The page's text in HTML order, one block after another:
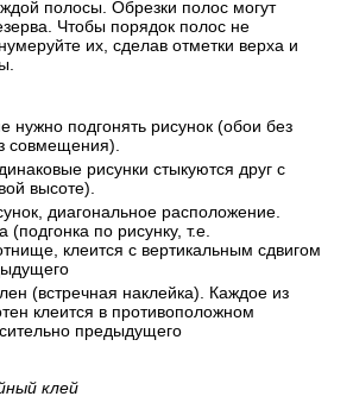
обоев.
значения высоты потолка и
для помещения, предварительно
полосы. Обрезки полос могут
Чтобы порядок полос не
их, сделав отметки верха и
нужно подгонять рисунок (обои без
совмещения).
рисунки стыкуются друг с
высоте).
диагональное расположение.
клеится с вертикальным сдвигом